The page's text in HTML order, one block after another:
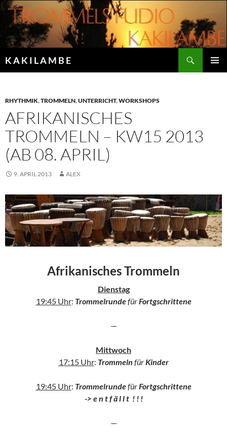
Zum
Inhalt
springen
K A K I L A M B E
RHYTHMIK,TROMMELN,UNTERRICHT,WORKSHOPS
AFRIKANISCHES
TROMMELN – KW15 2013
(AB 08. APRIL)
9. APRIL 2013 ALEX
Afrikanisches Trommeln
Dienstag
19:45 Uhr: TrommelrundefürFortgschrittene
—
Mittwoch
17:15 Uhr: Trommeln fürKinder
19:45 Uhr: TrommelrundefürFortgschrittene
-> e n t f ä l l t ! ! !
—